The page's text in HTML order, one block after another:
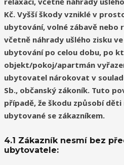
Kč. Vyšší škody vzniklé v
ubytování, volné zábavě nebo
včetně náhrady ušlého zisku
ubytování po celou dobu, po
objekt/pokoj/apartmán
ubytovatel nárokovat v
Sb., občanský zákoník. Tuto
případě, že škodu způsobí
ubytované se zákazníkem.
4.1 Zákazník nesmí bez
ubytovatele: